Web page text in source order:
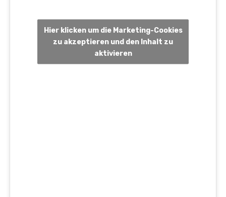
Hier klicken um die Marketing-Cookies
zu akzeptieren und den Inhalt zu
aktivieren